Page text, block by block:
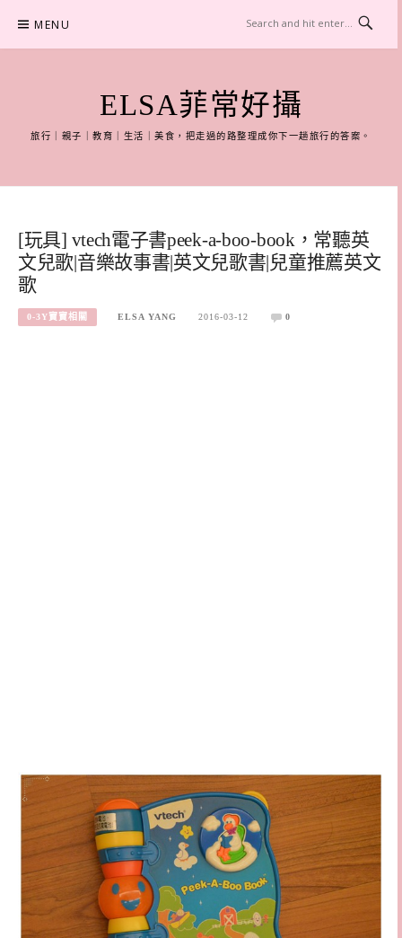
content
MENU
ELSA菲常好攝
旅行｜親子｜教育｜生活｜美食，把走過的路整理成你下一趟旅行的答案。
[玩具] vtech電子書peek-a-boo-book，常聽英
文兒歌|音樂故事書|英文兒歌書|兒童推薦英文
歌
0-3Y寶寶相關 ELSA YANG 2016-03-12 0